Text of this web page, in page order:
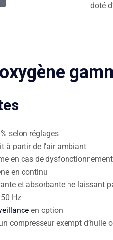
doté
selon réglages
à partir de l’air ambiant
en cas de
en continu
et absorbante ne laissant
Hz
en option
compresseur exempt d’huile